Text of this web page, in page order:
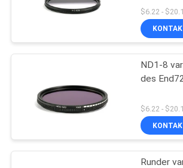
QUALITÄTSKONTROLLE
TRETEN
VERBINDUNG
$6.22 -
ND1-8
des
$6.22 -
Runder